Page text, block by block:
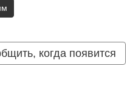
когда появится